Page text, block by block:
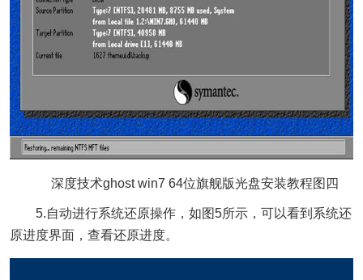
深度技术ghost win7 64位旗舰版光盘安装教程图四
5.自动进行系统还原操作，如图5所示，可以看到系统还
原进度界面，查看还原进度。